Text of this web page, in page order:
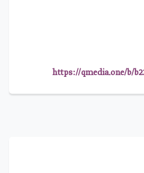
https://qmedia.one/b/